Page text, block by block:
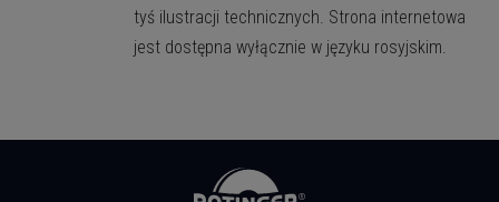
tyś ilustracji technicznych. Strona internetowa
jest dostępna wyłącznie w języku rosyjskim.